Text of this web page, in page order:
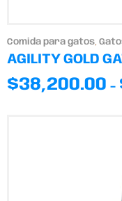
Comida para gatos,
AGILITY GOLD
$38,200.00 -